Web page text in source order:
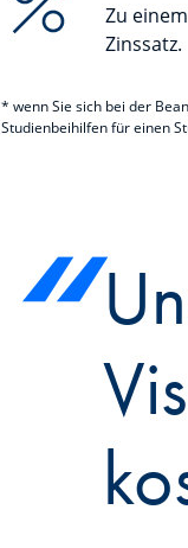
Zu
Zinssatz.
* wenn Sie sich bei der
Studienbeihilfen für einen